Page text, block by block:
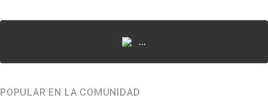
...
POPULAR EN LA COMUNIDAD